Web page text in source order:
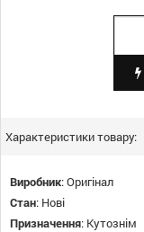
Характеристики товару:
Виробник:Оригінал
Стан: Нові
Призначення: Кутознім